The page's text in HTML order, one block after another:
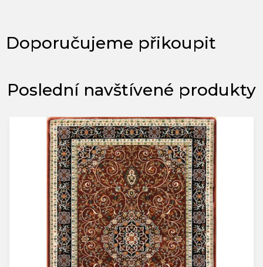
Poslední navštívené produkty